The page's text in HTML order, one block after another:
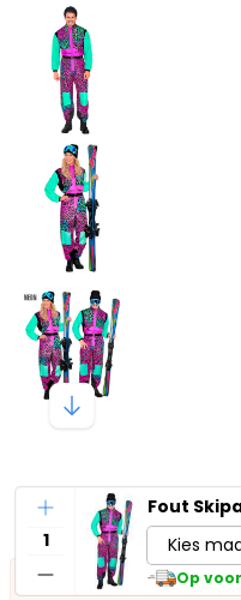
Aantal
Kies
Op